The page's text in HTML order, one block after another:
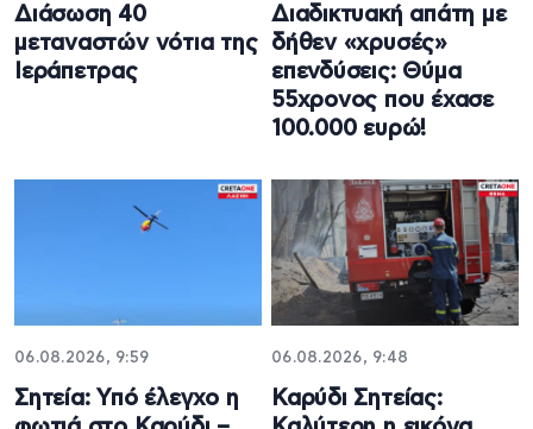
Διάσωση 40
μεταναστών νότια της
Ιεράπετρας
Διαδικτυακή απάτη με
δήθεν «χρυσές»
επενδύσεις: Θύμα
55χρονος που έχασε
100.000 ευρώ!
06.08.2026, 9:59
Σητεία: Υπό έλεγχο η
06.08.2026, 9:48
Καρύδι Σητείας: